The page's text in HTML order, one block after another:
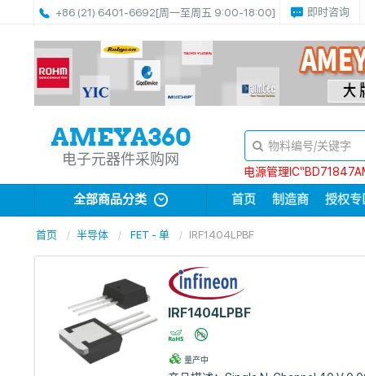
+86 (21) 6401-6692[周一至周五 9:00-18:00] 即时咨询
电子元器件采购网
电源管理
全部商品分类 首页 制造商 授权专
首页 半导体 FET - 单 IRF1404LPBF
IRF1404LPBF
量产中